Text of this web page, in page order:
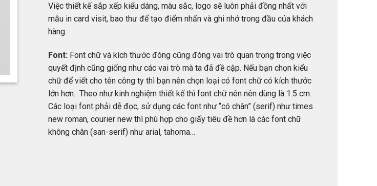
Việc thiết kế sắp xếp kiểu dáng, màu sắc, logo sẽ luôn phải đồng nhất với
mẫu in card visit, bao thư để tạo điểm nhấn và ghi nhớ trong đầu của khách
hàng.
Font: Font chữ và kích thước đóng cũng đóng vai trò quan trọng trong việc
quyết định cũng giống như các vai trò mà ta đã đề cập. Nếu bạn chọn kiểu
chữ để viết cho tên công ty thì bạn nên chọn loại có font chữ có kích thước
lớn hơn. Theo như kinh nghiệm thiết kế thì font chữ nên nên dùng là 1.5 cm.
Các loại font phải dễ đọc, sử dụng các font như “có chân” (serif) như times
new roman, courier new thì phù hợp cho giấy tiêu đề hơn là các font chữ
không chân (san-serif) như arial, tahoma…